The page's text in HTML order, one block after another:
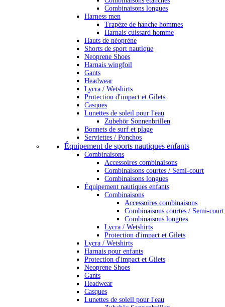
Combinaisons longues
Harness men
Trapèze de hanche hommes
Harnais cuissard homme
Hauts de néoprène
Shorts de sport nautique
Neoprene Shoes
Harnais wingfoil
Gants
Headwear
Lycra / Wetshirts
Protection d'impact et Gilets
Casques
Lunettes de soleil pour l'eau
Zubehör Sonnenbrillen
Bonnets de surf et plage
Serviettes / Ponchos
Équipement de sports nautiques enfants
Combinaisons
Accessoires combinaisons
Combinaisons courtes / Semi-court
Combinaisons longues
Équipement nautiques enfants
Combinaisons
Accessoires combinaisons
Combinaisons courtes / Semi-court
Combinaisons longues
Lycra / Wetshirts
Protection d'impact et Gilets
Lycra / Wetshirts
Harnais pour enfants
Protection d'impact et Gilets
Neoprene Shoes
Gants
Headwear
Casques
Lunettes de soleil pour l'eau